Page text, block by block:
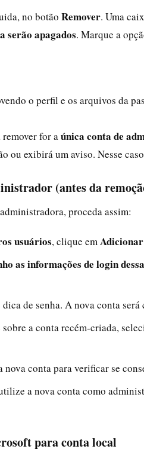
no botão Remover. Uma
serão apagados. Marque a
o perfil e os arquivos da
remover for a única conta de
ou exibirá um aviso. Nesse
(antes da
proceda assim:
usuários, clique em Adicionar
as informações de login
de senha. A nova conta
a conta recém-criada,
nova conta para verificar se
a nova conta como
para conta local